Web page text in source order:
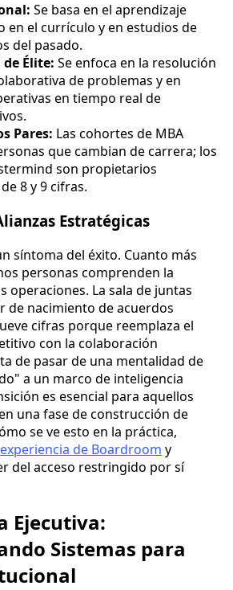
Se basa en el aprendizaje
en el currículo y en estudios de
del pasado.
Élite: Se enfoca en la resolución
de problemas y en
en tiempo real de
Pares: Las cohortes de MBA
que cambian de carrera; los
son propietarios
8 y 9 cifras.
Estratégicas
síntoma del éxito. Cuanto más
personas comprenden la
operaciones. La sala de juntas
de nacimiento de acuerdos
cifras porque reemplaza el
con la colaboración
de pasar de una mentalidad de
a un marco de inteligencia
es esencial para aquellos
una fase de construcción de
se ve esto en la práctica,
experiencia de Boardroom y
del acceso restringido por sí
Ejecutiva:
Sistemas para